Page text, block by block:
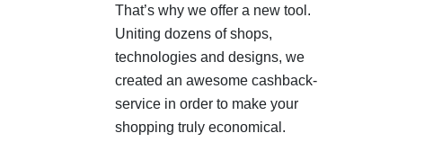
That’s why we offer a new tool.
Uniting dozens of shops,
technologies and designs, we
created an awesome cashback-
service in order to make your
shopping truly economical.